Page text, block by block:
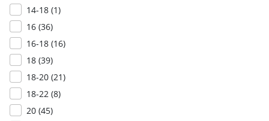
14-18 (1)
16 (36)
16-18 (16)
18 (39)
18-20 (21)
18-22 (8)
20 (45)